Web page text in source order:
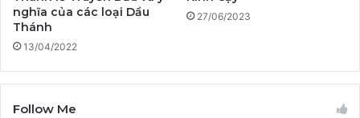
nghĩa của các loại Dầu
Thánh
13/04/2022
27/06/2023
Follow Me